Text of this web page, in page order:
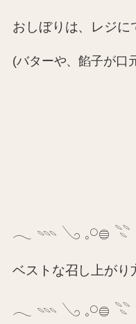
おしぼりは、レジに
(バターや、餡子が口
𓂃 𓇠 𓂅 𓈒𓏸𓐍 𓇢
ベストな召し上が
𓂃 𓇠 𓂅 𓈒𓏸𓐍 𓇢